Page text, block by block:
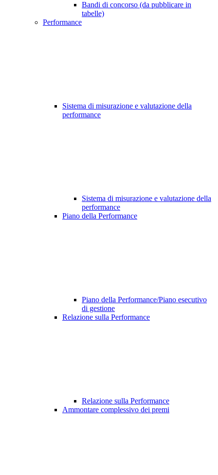
Bandi di concorso (da pubblicare in
tabelle)
Performance
Sistema di misurazione e valutazione della
performance
Sistema di misurazione e valutazione della
performance
Piano della Performance
Piano della Performance/Piano esecutivo
di gestione
Relazione sulla Performance
Relazione sulla Performance
Ammontare complessivo dei premi